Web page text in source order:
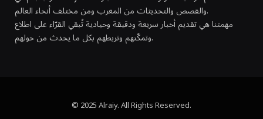
والقصص والتحديثات من المغرب ومن مختلف أنحاء العالم.
مهمتنا هي تقديم أخبار سريعة ودقيقة وحيادية تُبقي القرّاء على اطلاع
وتمكّنهم وتربطهم بكل ما يحدث من حولهم.
© 2025 Alraiy. All Rights Reserved.